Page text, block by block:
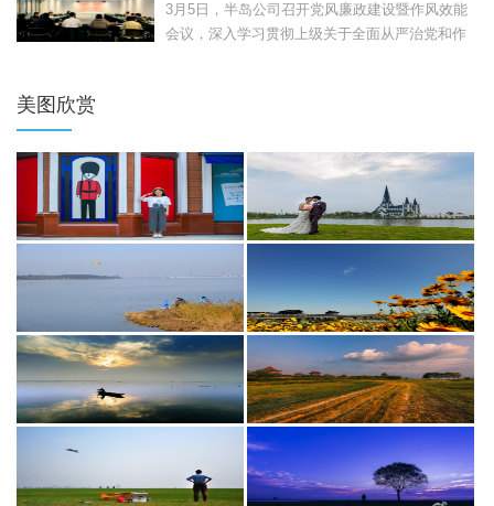
3月5日，半岛公司召开党风廉政建设暨作风效能
会议，深入学习贯彻上级关于全面从严治党和作
美图欣赏